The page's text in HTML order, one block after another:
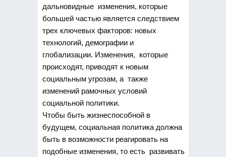
дальновидные изменения, которые
большей частью является следствием
трех ключевых факторов: новых
технологий, демографии и
глобализации. Изменения, которые
происходят, приводят к новым
социальным угрозам, а также
изменений рамочных условий
социальной политики.
Чтобы быть жизнеспособной в
будущем, социальная политика должна
быть в возможности реагировать на
подобные изменения, то есть развивать